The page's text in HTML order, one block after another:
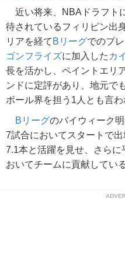
近い将来、NBAドラフト
待されているフィリピン出
リアを経て Bリーグでのプ
ゴンフライズに加入した カ
長を活かし、ペイントエリ
ンドに定評があり、地元で
ボール界を担う1人とも言わ
Bリーグのバイウィーク
7試合においてスタートで
7.1本と活躍を見せ、さら
おいてチームに貢献してい